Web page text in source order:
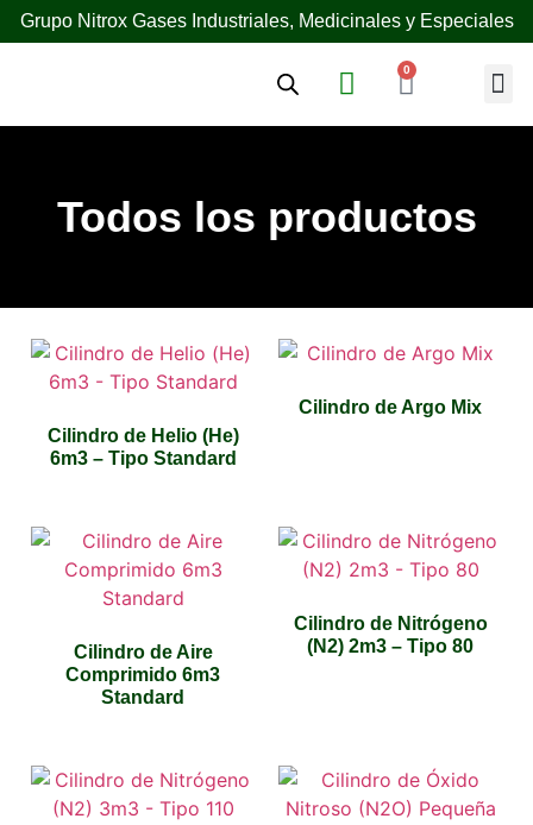
Grupo Nitrox Gases Industriales, Medicinales y Especiales
0
Todos los productos
Cilindro de Helio (He)
6m3 – Tipo Standard
Cilindro de Argo Mix
Cilindro de Aire
Comprimido 6m3
Standard
Cilindro de Nitrógeno
(N2) 2m3 – Tipo 80